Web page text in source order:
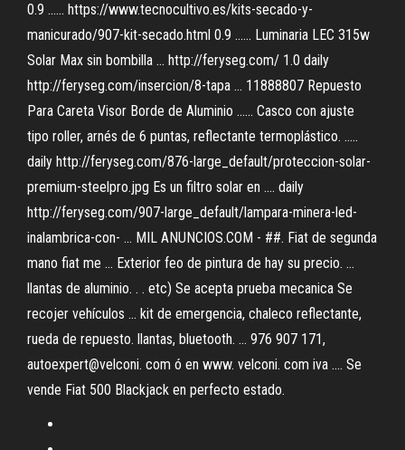
0.9 ...... https://www.tecnocultivo.es/kits-secado-y-
manicurado/907-kit-secado.html 0.9 ...... Luminaria LEC 315w
Solar Max sin bombilla ... http://feryseg.com/ 1.0 daily
http://feryseg.com/insercion/8-tapa ... 11888807 Repuesto
Para Careta Visor Borde de Aluminio ...... Casco con ajuste
tipo roller, arnés de 6 puntas, reflectante termoplástico. .....
daily http://feryseg.com/876-large_default/proteccion-solar-
premium-steelpro.jpg Es un filtro solar en .... daily
http://feryseg.com/907-large_default/lampara-minera-led-
inalambrica-con- ... MIL ANUNCIOS.COM - ##. Fiat de segunda
mano fiat me ... Exterior feo de pintura de hay su precio. ...
llantas de aluminio. . . etc) Se acepta prueba mecanica Se
recojer vehículos ... kit de emergencia, chaleco reflectante,
rueda de repuesto. llantas, bluetooth. ... 976 907 171,
autoexpert@velconi. com ó en www. velconi. com iva .... Se
vende Fiat 500 Blackjack en perfecto estado.